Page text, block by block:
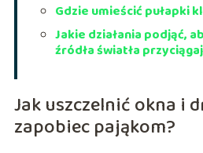
Gdzie umieścić pułapki
Jakie działania podjąć,
źródła światła
Jak uszczelnić okna i
zapobiec pająkom?